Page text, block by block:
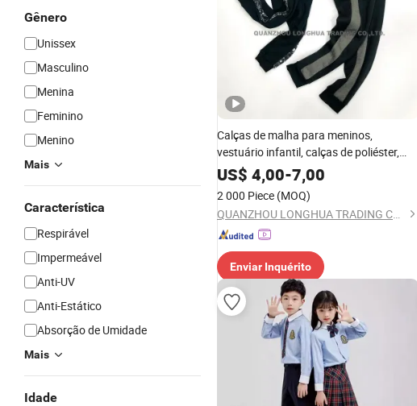
Gênero
Unissex
Masculino
Menina
Feminino
Menino
Mais
Característica
Respirável
Impermeável
Anti-UV
Anti-Estático
Absorção de Umidade
Mais
Idade
Calças de malha para meninos,
vestuário infantil, calças de poliéster,
moletom para crianças
US$ 4,00-7,00
2 000 Piece (MOQ)
QUANZHOU LONGHUA TRADING CO., LTD.
Enviar Inquérito